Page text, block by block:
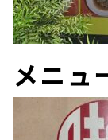
メニュ